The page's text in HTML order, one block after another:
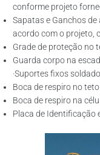
conforme projeto
Sapatas e Ganchos
acordo com o projeto,
Grade de proteção no
Guarda corpo na
·Suportes fixos
Boca de respiro no
Boca de respiro na
Placa de Identificação